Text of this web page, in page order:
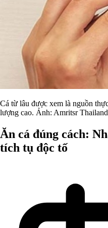
Cá từ lâu được xem là nguồn
lượng cao. Ảnh: Amritsr Thailand
Ăn cá đúng cách:
tích tụ độc tố